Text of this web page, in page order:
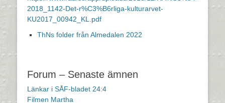
2018_1142-Det-r%C3%B6rliga-kulturarvet-
KU2017_00942_KL.pdf
ThNs folder från Almedalen 2022
Forum – Senaste ämnen
Länkar i SÅF-bladet 24:4
Filmen Martha